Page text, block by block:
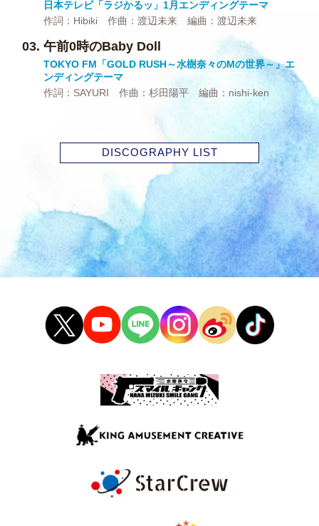
日本テレビ「ラジかるッ」1月エンディングテーマ
作詞：Hibiki 作曲：渡辺未来 編曲：渡辺未来
午前0時のBaby Doll
TOKYO FM「GOLD RUSH～水樹奈々のMの世界～」エ
ンディングテーマ
作詞：SAYURI 作曲：杉田陽平 編曲：nishi-ken
DISCOGRAPHY LIST